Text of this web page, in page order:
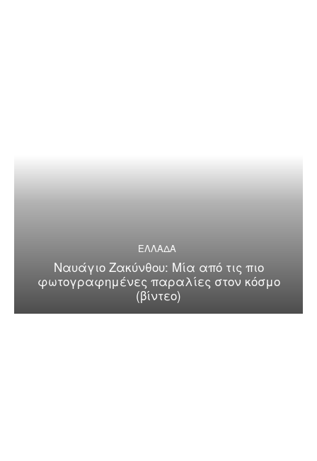
ΕΛΛΑΔΑ
Ναυάγιο Ζακύνθου: Μία από τις πιο
φωτογραφημένες παραλίες στον κόσμο
(βίντεο)